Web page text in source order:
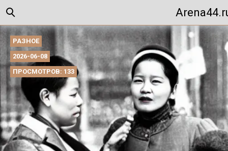
РАЗНОЕ
2026-06-08
ПРОСМОТРОВ: 133